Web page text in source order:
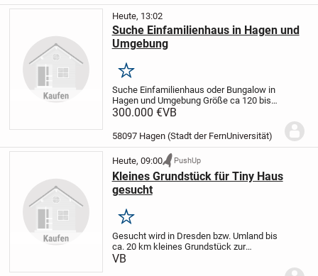
Heute, 13:02
Suche Einfamilienhaus in Hagen und
Umgebung
Merken
Suche Einfamilienhaus oder Bungalow in
Hagen und Umgebung Größe ca 120 bis
150qm Wohnfläche
stehtFreu mich über jede Zuschrift
300.000 €VB
58097 Hagen (Stadt der FernUniversität)
Heute, 09:00 PushUp
Kleines Grundstück für Tiny Haus
gesucht
Merken
Gesucht wird in Dresden bzw. Umland bis
ca. 20 km kleines Grundstück zur
Pacht/Miete/Kauf für Stellung eines Tiny
VB